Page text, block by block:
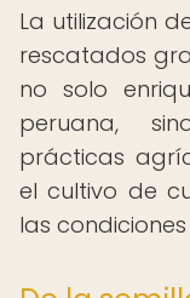
La utilización
rescatados
no solo
peruana,
prácticas
el cultivo de
las